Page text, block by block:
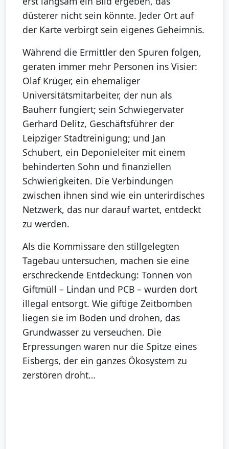
düsterer nicht sein könnte. Jeder Ort auf
der Karte verbirgt sein eigenes Geheimnis.
Während die Ermittler den Spuren folgen,
geraten immer mehr Personen ins Visier:
Olaf Krüger, ein ehemaliger
Universitätsmitarbeiter, der nun als
Bauherr fungiert; sein Schwiegervater
Gerhard Delitz, Geschäftsführer der
Leipziger Stadtreinigung; und Jan
Schubert, ein Deponieleiter mit einem
behinderten Sohn und finanziellen
Schwierigkeiten. Die Verbindungen
zwischen ihnen sind wie ein unterirdisches
Netzwerk, das nur darauf wartet, entdeckt
zu werden.
Als die Kommissare den stillgelegten
Tagebau untersuchen, machen sie eine
erschreckende Entdeckung: Tonnen von
Giftmüll – Lindan und PCB – wurden dort
illegal entsorgt. Wie giftige Zeitbomben
liegen sie im Boden und drohen, das
Grundwasser zu verseuchen. Die
Erpressungen waren nur die Spitze eines
Eisbergs, der ein ganzes Ökosystem zu
zerstören droht…